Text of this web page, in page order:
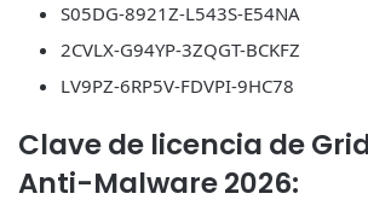
S05DG-8921Z-L543S-E54NA
2CVLX-G94YP-3ZQGT-BCKFZ
LV9PZ-6RP5V-FDVPI-9HC78
Clave de licencia de
Anti-Malware 2026: